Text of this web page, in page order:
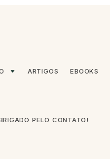
ARTIGOS EBOOKS
PELO CONTATO!